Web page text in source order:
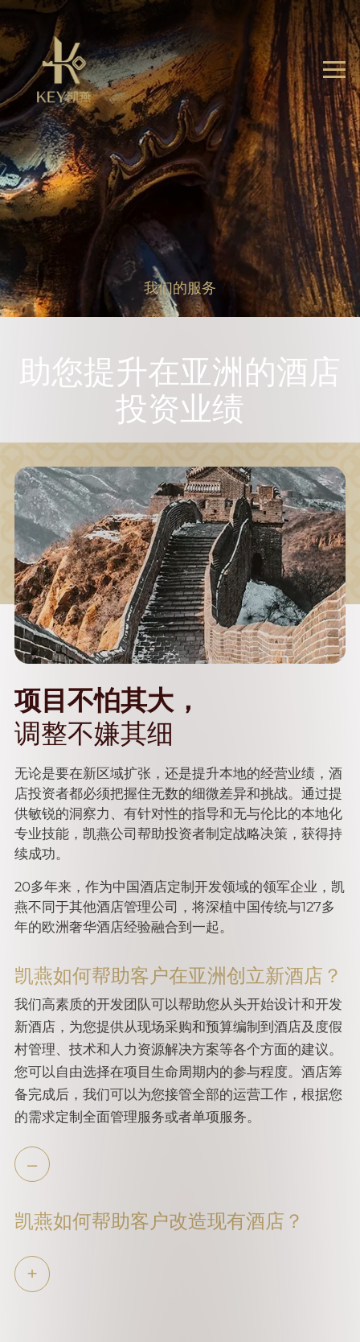
我们的服务
助您提升在亚洲的酒店
投资业绩
项目不怕其大，
调整不嫌其细
无论是要在新区域扩张，还是提升本地的经营业绩，酒
店投资者都必须把握住无数的细微差异和挑战。通过提
供敏锐的洞察力、有针对性的指导和无与伦比的本地化
专业技能，凯燕公司帮助投资者制定战略决策，获得持
续成功。
20多年来，作为中国酒店定制开发领域的领军企业，凯
燕不同于其他酒店管理公司，将深植中国传统与127多
年的欧洲奢华酒店经验融合到一起。
凯燕如何帮助客户在亚洲创立新酒店？
我们高素质的开发团队可以帮助您从头开始设计和开发
新酒店，为您提供从现场采购和预算编制到酒店及度假
村管理、技术和人力资源解决方案等各个方面的建议。
您可以自由选择在项目生命周期内的参与程度。酒店筹
备完成后，我们可以为您接管全部的运营工作，根据您
的需求定制全面管理服务或者单项服务。
凯燕如何帮助客户改造现有酒店？